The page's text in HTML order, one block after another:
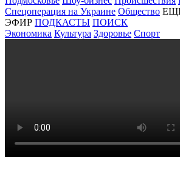
Спецоперация на Украине Общество
ЭФИР ПОДКАСТЫ ПОИСК
Экономика Культура Здоровье Спорт